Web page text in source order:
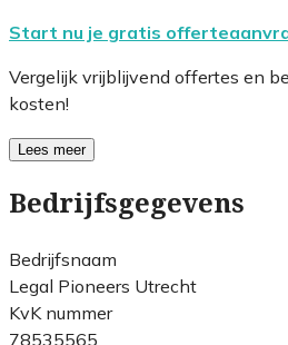
Start nu je gratis
Vergelijk vrijblijvend offertes en
kosten!
Lees meer
Bedrijfsgegevens
Bedrijfsnaam
Legal Pioneers Utrecht
KvK nummer
78535565